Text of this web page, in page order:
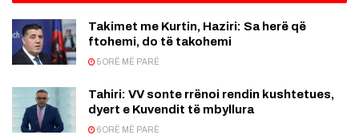
Takimet me Kurtin, Haziri: Sa herë që
ftohemi, do të takohemi
5 ORË MË PARË
Tahiri: VV sonte rrënoi rendin kushtetues,
dyert e Kuvendit të mbyllura
6 ORË MË PARË